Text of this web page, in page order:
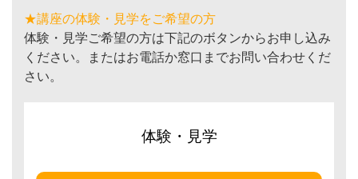
★講座の体験・見学をご希望の方
体験・見学ご希望の方は下記のボタンからお申し込み
ください。またはお電話か窓口までお問い合わせくだ
さい。
体験・見学